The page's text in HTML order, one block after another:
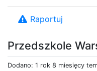
Przedszkole
Dodano: 1 rok 8 miesięcy
Raportuj